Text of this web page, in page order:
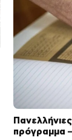
πρόγραμμα